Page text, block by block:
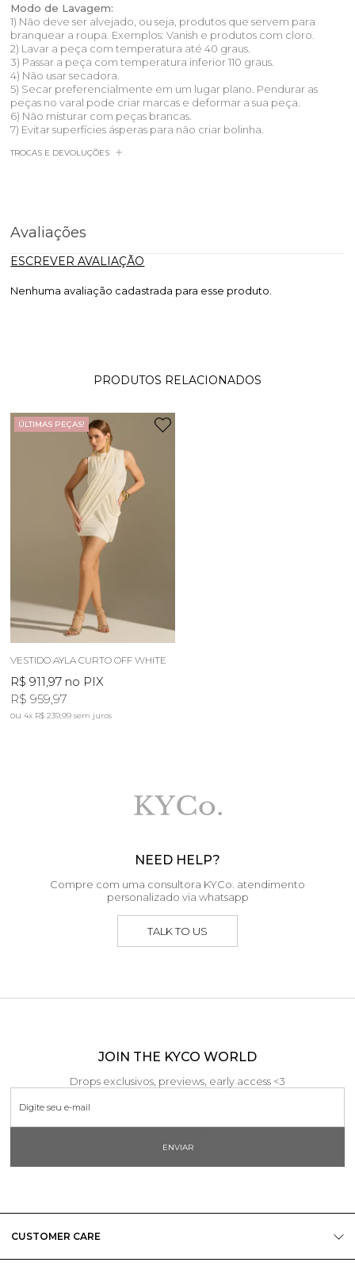
Modo de Lavagem:
1) Não deve ser alvejado, ou seja, produtos que servem para
branquear a roupa. Exemplos: Vanish e produtos com cloro.
2) Lavar a peça com temperatura até 40 graus.
3) Passar a peça com temperatura inferior 110 graus.
4) Não usar secadora.
5) Secar preferencialmente em um lugar plano. Pendurar as
peças no varal pode criar marcas e deformar a sua peça.
6) Não misturar com peças brancas.
7) Evitar superfícies ásperas para não criar bolinha.
TROCAS E DEVOLUÇÕES
Avaliações
ESCREVER AVALIAÇÃO
Nenhuma avaliação cadastrada para esse produto.
PRODUTOS RELACIONADOS
ÚLTIMAS PEÇAS!
VESTIDO AYLA CURTO OFF WHITE
R$ 911,97 no PIX
R$ 959,97
4x R$ 239,99sem juros
NEED HELP?
Compre com uma consultora KYCo. atendimento
personalizado via whatsapp
TALK TO US
JOIN THE KYCO WORLD
Drops exclusivos, previews, early access <3
ENVIAR
CUSTOMER CARE